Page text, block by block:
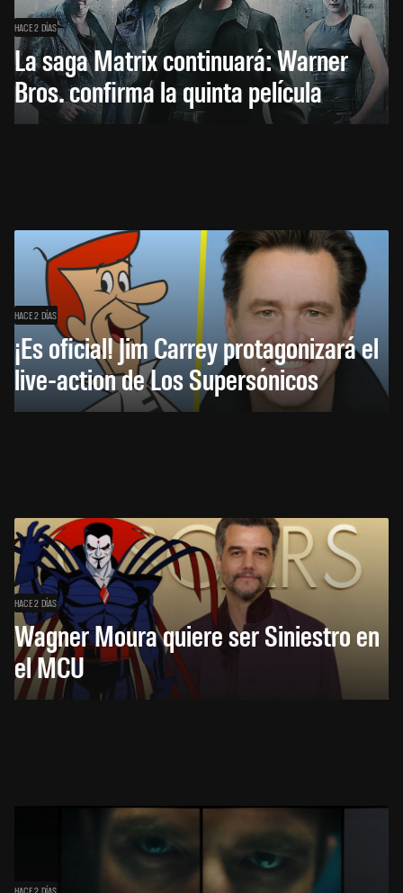
HACE 2 DÍAS
La saga Matrix continuará: Warner
Bros. confirma la quinta película
HACE 2 DÍAS
¡Es oficial! Jim Carrey protagonizará el
live-action de Los Supersónicos
HACE 2 DÍAS
Wagner Moura quiere ser Siniestro en
el MCU
HACE 2 DÍAS